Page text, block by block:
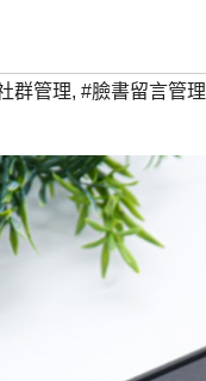
群管理, #臉書留言管理